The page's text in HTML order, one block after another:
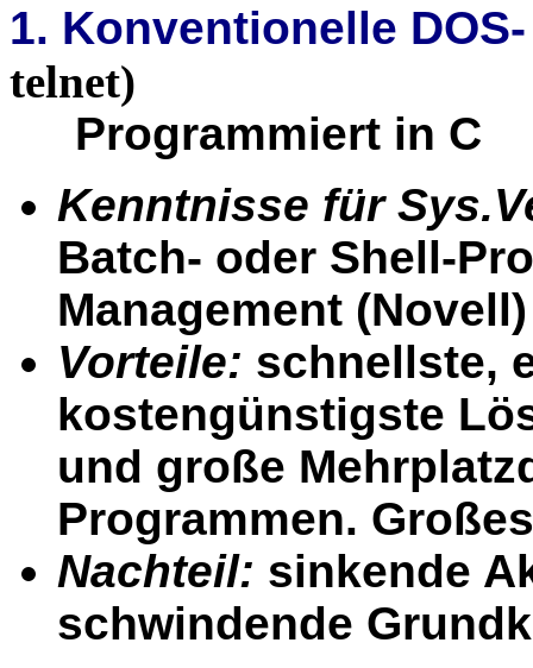
1. Konventionelle
telnet)
Programmiert in C
Kenntnisse für
Batch- oder Shell-
Management
Vorteile: schnellste,
kostengünstigste
und große
Programmen.
Nachteil: sinkende
schwindende